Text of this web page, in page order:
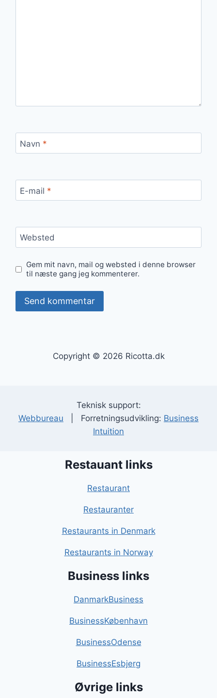
Navn *
E-mail *
Websted
Gem mit navn, mail og websted i denne browser
til næste gang jeg kommenterer.
Copyright © 2026 Ricotta.dk
Teknisk support:
Webbureau | Forretningsudvikling: Business
Intuition
Restauant links
Restaurant
Restauranter
Restaurants in Denmark
Restaurants in Norway
Business links
DanmarkBusiness
BusinessKøbenhavn
BusinessOdense
BusinessEsbjerg
Øvrige links